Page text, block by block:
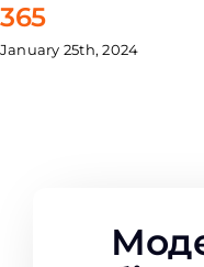
365
January 25th, 2024